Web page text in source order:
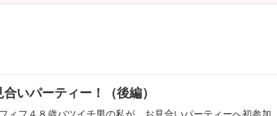
合いパーティー！（後編）